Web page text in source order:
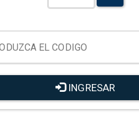
INGRESAR